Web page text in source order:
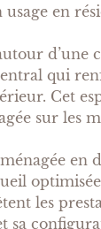
en
d’une
qui
Cet
sur les
les
sa